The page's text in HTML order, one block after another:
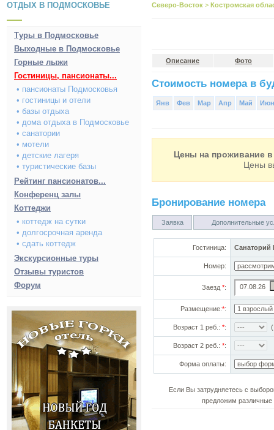
ОТДЫХ В ПОДМОСКОВЬЕ
Туры в Подмосковье
Выходные в Подмосковье
Горные лыжи
Гостиницы, пансионаты...
• пансионаты Подмосковья
• гостиницы и отели
• базы отдыха
• дома отдыха в Подмосковье
• санатории
• мотели
• детские лагеря
• туристические базы
Рейтинг пансионатов...
Конференц залы
Коттеджи
• коттедж на сутки
• долгосрочная аренда
• сдать коттедж
Экскурсионные туры
Отзывы туристов
Форум
Северо-Восток > Костромская
Описание Фото
Стоимость номера в
Янв Фев Мар Апр Май Июн
Цены на проживание в
Цены
Бронирование номера
Заявка Дополнительные
Гостиница: Санаторий
Номер:
Заезд *:
Размещение:*:
Возраст 1 реб.: *:
Возраст 2 реб.: *:
Форма оплаты:
Если Вы затрудняетесь с
предложим различные